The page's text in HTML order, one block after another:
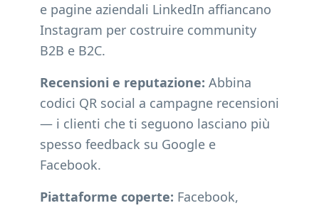
e pagine aziendali LinkedIn affiancano
Instagram per costruire community
B2B e B2C.
Recensioni e reputazione: Abbina
codici QR social a campagne recensioni
— i clienti che ti seguono lasciano più
spesso feedback su Google e
Facebook.
Piattaforme coperte: Facebook,